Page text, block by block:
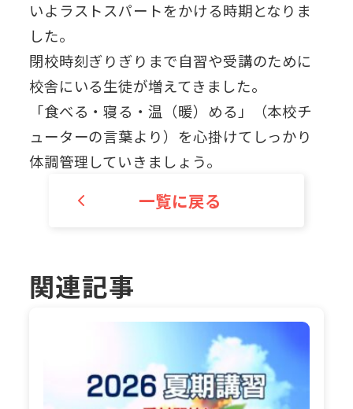
いよラストスパートをかける時期となりま
した。
閉校時刻ぎりぎりまで自習や受講のために
校舎にいる生徒が増えてきました。
「食べる・寝る・温（暖）める」（本校チ
ューターの言葉より）を心掛けてしっかり
体調管理していきましょう。
一覧に戻る
関連記事